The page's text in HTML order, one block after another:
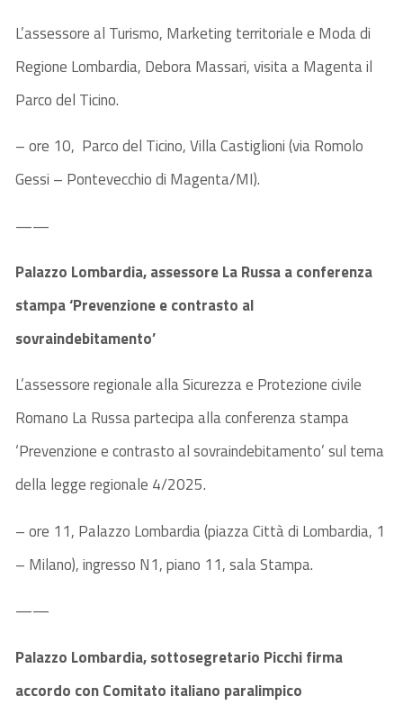
L’assessore al Turismo, Marketing territoriale e Moda di
Regione Lombardia, Debora Massari, visita a Magenta il
Parco del Ticino.
– ore 10, Parco del Ticino, Villa Castiglioni (via Romolo
Gessi – Pontevecchio di Magenta/MI).
——
Palazzo Lombardia, assessore La Russa a conferenza
stampa ‘Prevenzione e contrasto al
sovraindebitamento’
L’assessore regionale alla Sicurezza e Protezione civile
Romano La Russa partecipa alla conferenza stampa
‘Prevenzione e contrasto al sovraindebitamento’ sul tema
della legge regionale 4/2025.
– ore 11, Palazzo Lombardia (piazza Città di Lombardia, 1
– Milano), ingresso N1, piano 11, sala Stampa.
——
Palazzo Lombardia, sottosegretario Picchi firma
accordo con Comitato italiano paralimpico